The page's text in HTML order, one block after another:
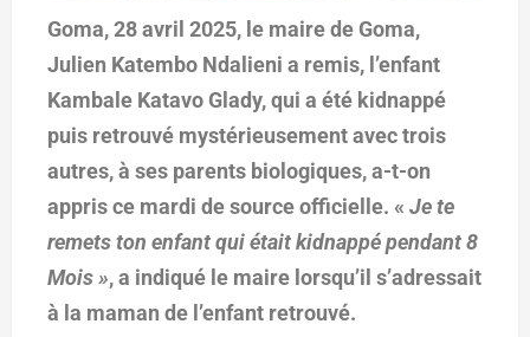
Goma, 28 avril 2025, le maire de Goma,
Julien Katembo Ndalieni a remis, l’enfant
Kambale Katavo Glady, qui a été kidnappé
puis retrouvé mystérieusement avec trois
autres, à ses parents biologiques, a-t-on
appris ce mardi de source officielle. « Je te
remets ton enfant qui était kidnappé pendant 8
Mois », a indiqué le maire lorsqu’il s’adressait
à la maman de l’enfant retrouvé.